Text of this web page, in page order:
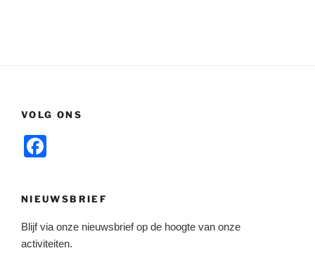
VOLG ONS
c
b
NIEUWSBRIEF
Blijf via onze nieuwsbrief op de hoogte van onze
activiteiten.